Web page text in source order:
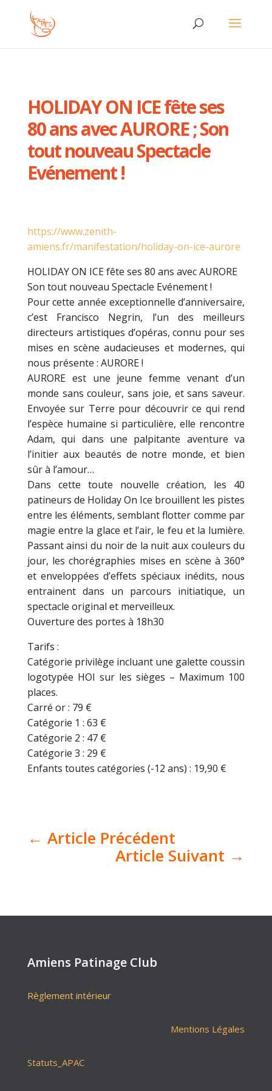
HOLIDAY ON ICE fête ses
80 ans avec AURORE ; Son
tout nouveau Spectacle
Evénement !
https://www.zenith-
amiens.fr/manifestation/holiday-on-ice-aurore
HOLIDAY ON ICE fête ses 80 ans avec AURORE
Son tout nouveau Spectacle Evénement !
Pour cette année exceptionnelle d’anniversaire,
c’est Francisco Negrin, l’un des meilleurs
directeurs artistiques d’opéras, connu pour ses
mises en scène audacieuses et modernes, qui
nous présente : AURORE !
AURORE est une jeune femme venant d’un
monde sans couleur, sans joie, et sans saveur.
Envoyée sur Terre pour découvrir ce qui rend
l’espèce humaine si particulière, elle rencontre
Adam, qui dans une palpitante aventure va
l’initier aux beautés de notre monde, et bien
sûr à l’amour…
Dans cette toute nouvelle création, les 40
patineurs de Holiday On Ice brouillent les pistes
entre les éléments, semblant flotter comme par
magie entre la glace et l’air, le feu et la lumière.
Passant ainsi du noir de la nuit aux couleurs du
jour, les chorégraphies mises en scène à 360°
et enveloppées d’effets spéciaux inédits, nous
entrainent dans un parcours initiatique, un
spectacle original et merveilleux.
Ouverture des portes à 18h30
Tarifs :
Catégorie privilège incluant une galette coussin
logotypée HOI sur les sièges – Maximum 100
places.
Carré or : 79 €
Catégorie 1 : 63 €
Catégorie 2 : 47 €
Catégorie 3 : 29 €
Enfants toutes catégories (-12 ans) : 19,90 €
← Article Précédent
Article Suivant →
Amiens Patinage Club
Règlement intérieur
Mentions Légales
Statuts_APAC